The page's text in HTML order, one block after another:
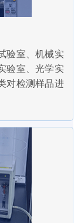
验室、机械实
验室、光学实
对检测样品进